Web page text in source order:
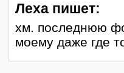
Леха пишет:
хм. последнюю
моему даже где